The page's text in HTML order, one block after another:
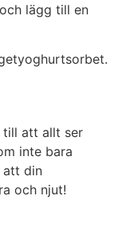
lägg till en
till att allt ser
inte bara
att din
och njut!